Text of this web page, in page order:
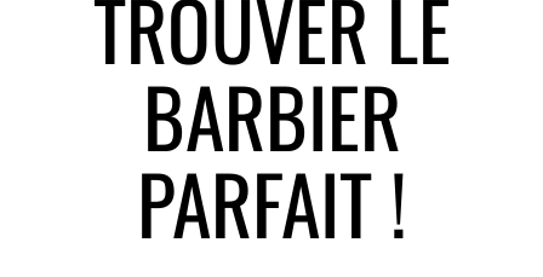
TROUVER LE
BARBIER
PARFAIT !